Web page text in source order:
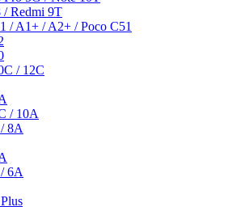
/ Redmi 9T
/ A1+ / A2+ / Poco C51
/ 12C
/ 10A
8A
6A